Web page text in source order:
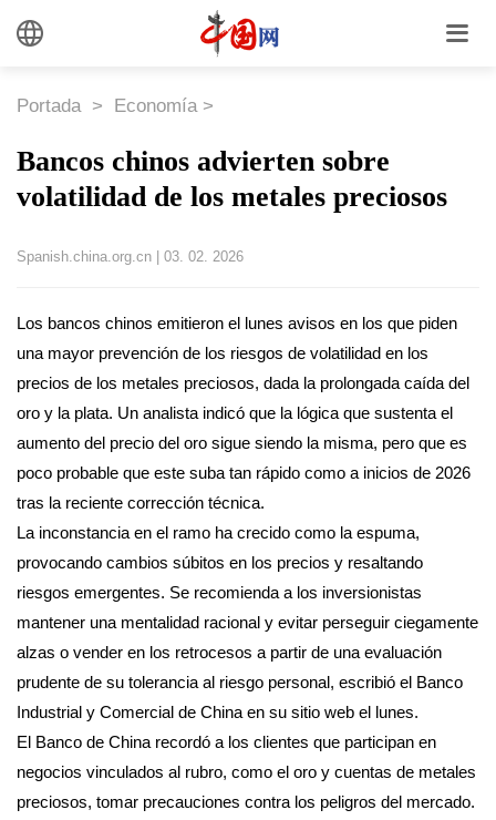
Portada > Economía >
Bancos chinos advierten sobre
volatilidad de los metales preciosos
Spanish.china.org.cn 03. 02. 2026
Los bancos chinos emitieron el lunes avisos en los que piden
una mayor prevención de los riesgos de volatilidad en los
precios de los metales preciosos, dada la prolongada caída del
oro y la plata. Un analista indicó que la lógica que sustenta el
aumento del precio del oro sigue siendo la misma, pero que es
poco probable que este suba tan rápido como a inicios de 2026
tras la reciente corrección técnica.
La inconstancia en el ramo ha crecido como la espuma,
provocando cambios súbitos en los precios y resaltando
riesgos emergentes. Se recomienda a los inversionistas
mantener una mentalidad racional y evitar perseguir ciegamente
alzas o vender en los retrocesos a partir de una evaluación
prudente de su tolerancia al riesgo personal, escribió el Banco
Industrial y Comercial de China en su sitio web el lunes.
El Banco de China recordó a los clientes que participan en
negocios vinculados al rubro, como el oro y cuentas de metales
preciosos, tomar precauciones contra los peligros del mercado.